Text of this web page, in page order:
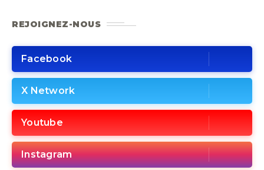
REJOIGNEZ-NOUS
Facebook
X Network
Youtube
Instagram